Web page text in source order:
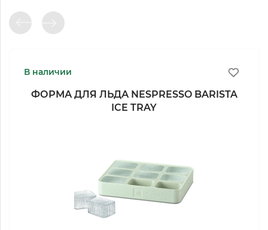
В наличии
ФОРМА ДЛЯ ЛЬДА NESPRESSO BARISTA
ICE TRAY